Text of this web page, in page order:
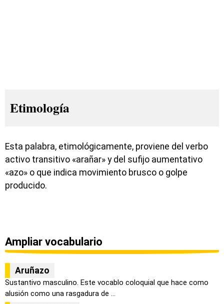
Etimología
Esta palabra, etimológicamente, proviene del verbo
activo transitivo «arañar» y del sufijo aumentativo
«azo» o que indica movimiento brusco o golpe
producido.
Ampliar vocabulario
Aruñazo
Sustantivo masculino. Este vocablo coloquial que hace como
alusión como una rasgadura de ...